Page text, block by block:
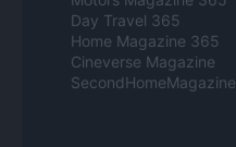
Day Travel 365
Home Magazine 365
Cineverse Magazine
SecondHomeMagazine